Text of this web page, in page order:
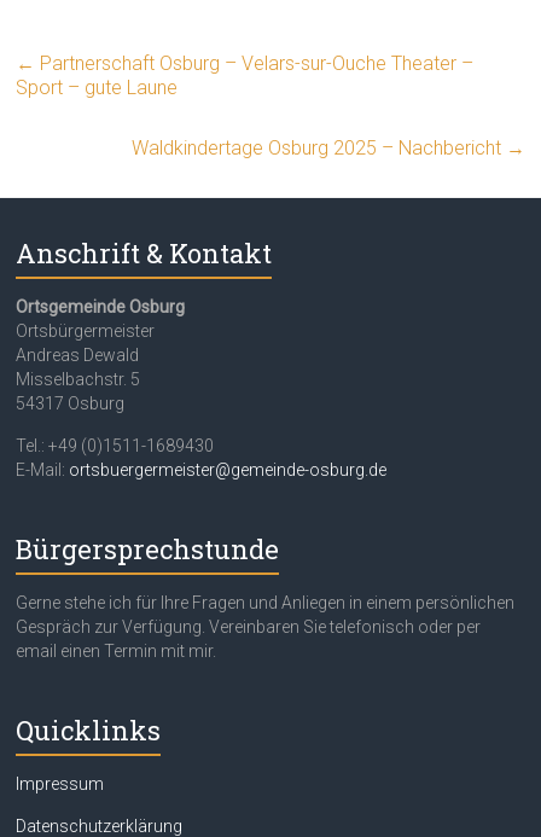
← Partnerschaft Osburg – Velars-sur-Ouche Theater –
Sport – gute Laune
Waldkindertage Osburg 2025 – Nachbericht →
Anschrift & Kontakt
Ortsgemeinde Osburg
Ortsbürgermeister
Andreas Dewald
Misselbachstr. 5
54317 Osburg
Tel.: +49 (0)1511-1689430
E-Mail: ortsbuergermeister@gemeinde-osburg.de
Bürgersprechstunde
Gerne stehe ich für Ihre Fragen und Anliegen in einem persönlichen
Gespräch zur Verfügung. Vereinbaren Sie telefonisch oder per
email einen Termin mit mir.
Quicklinks
Impressum
Datenschutzerklärung